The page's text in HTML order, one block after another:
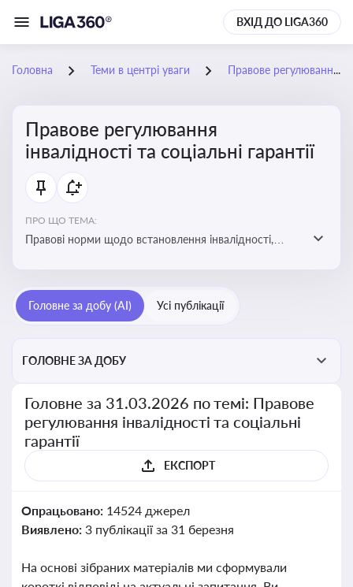
ВХІД ДО LIGA360
Головна Теми в центрі уваги Правове регулювання інвалідності та соціальні гарантії
Правове регулювання
інвалідності та соціальні гарантії
ПРО ЩО ТЕМА:
Правові норми щодо встановлення інвалідності,
Головне за добу (AI) Усі публікації
ГОЛОВНЕ ЗА ДОБУ
Головне за 31.03.2026 по темі: Правове
регулювання інвалідності та соціальні
гарантії
ЕКСПОРТ
Опрацьовано: 14524 джерел
Виявлено: 3 публікації за 31 березня
На основі зібраних матеріалів ми сформували